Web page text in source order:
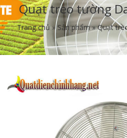
Quạt treo tường
Trang chủ »Sản phẩm»Quạt